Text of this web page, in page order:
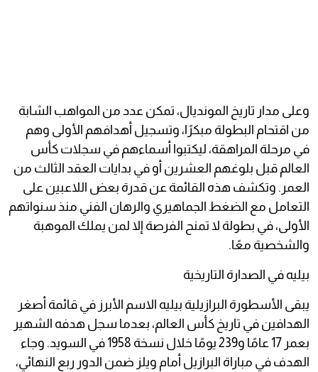
وعلى مدار تاريخ المونديال، تمكن عدد من المواهب الشابة
من اقتحام البطولة مبكرًا، وتسجيل أهدافهم الأولى وهم
في مرحلة المراهقة، ليكتبوا أسماءهم في سجلات كأس
العالم قبل بلوغهم العشرين أو في بدايات العقد الثالث من
العمر. وتكشف هذه القائمة عن قدرة بعض اللاعبين على
التعامل مع الضغط الجماهيري والرهان الفني منذ سنواتهم
الأولى، في بطولة لا تمنح الفرصة إلا لمن يملك الموهبة
والشخصية معًا.
بيليه في الصدارة التاريخية
يبقى الأسطورة البرازيلية بيليه الاسم الأبرز في قائمة أصغر
الهدافين في تاريخ كأس العالم، بعدما سجل هدفه الشهير
بعمر 17 عامًا و239 يومًا خلال نسخة 1958 في السويد. وجاء
الهدف في مباراة البرازيل أمام ويلز ضمن الدور ربع النهائي،